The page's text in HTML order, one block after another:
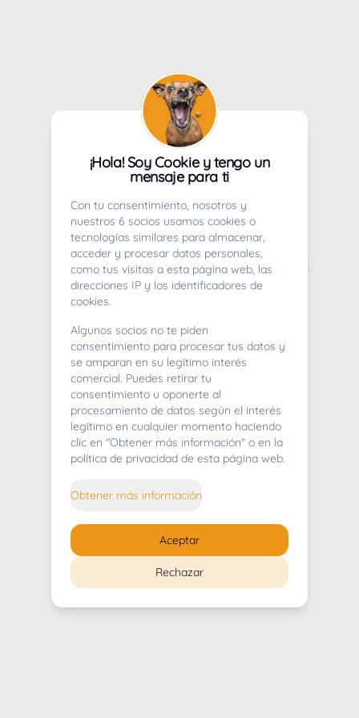
404
Whoops! Lo sentimos mucho.
¡Hola! Soy Cookie y tengo un
mensaje para ti
Con tu consentimiento, nosotros y
nuestros 6 socios usamos cookies o
tecnologías similares para almacenar,
acceder y procesar datos personales,
como tus visitas a esta página web, las
direcciones IP y los identificadores de
cookies.
Algunos socios no te piden
consentimiento para procesar tus datos y
se amparan en su legítimo interés
comercial. Puedes retirar tu
consentimiento u oponerte al
procesamiento de datos según el interés
legítimo en cualquier momento haciendo
clic en "Obtener más información" o en la
política de privacidad de esta página web.
Obtener más información
Rechazar
Aceptar